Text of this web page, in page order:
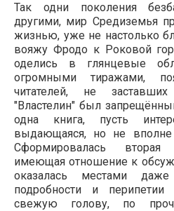
Так одни поколения
другими, мир Средиземья
жизнью, уже не настолько
вояжу Фродо к Роковой
оделись в глянцевые
огромными тиражами,
читателей, не
"Властелин" был
одна книга, пусть
выдающаяся, но не
Сформировалась вторая
имеющая отношение к
оказалась местами даже
подробности и
свежую голову, по